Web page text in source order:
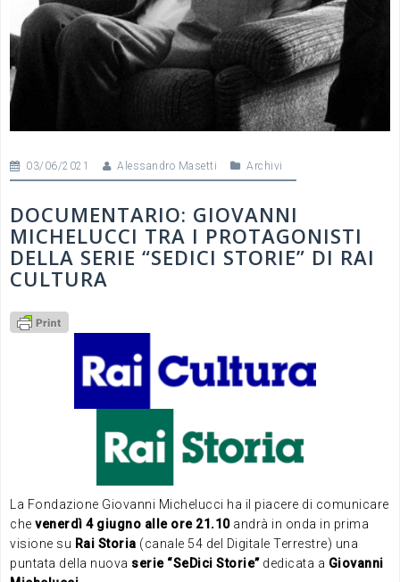
03/06/2021 Alessandro Masetti Archivi
DOCUMENTARIO: GIOVANNI
MICHELUCCI TRA I PROTAGONISTI
DELLA SERIE “SEDICI STORIE” DI RAI
CULTURA
La Fondazione Giovanni Michelucci ha il piacere di comunicare
che venerdì 4 giugno alle ore 21.10andrà in onda in prima
visione su Rai Storia (canale 54 del Digitale Terrestre) una
puntata della nuova serie “SeDici Storie” dedicata a Giovanni